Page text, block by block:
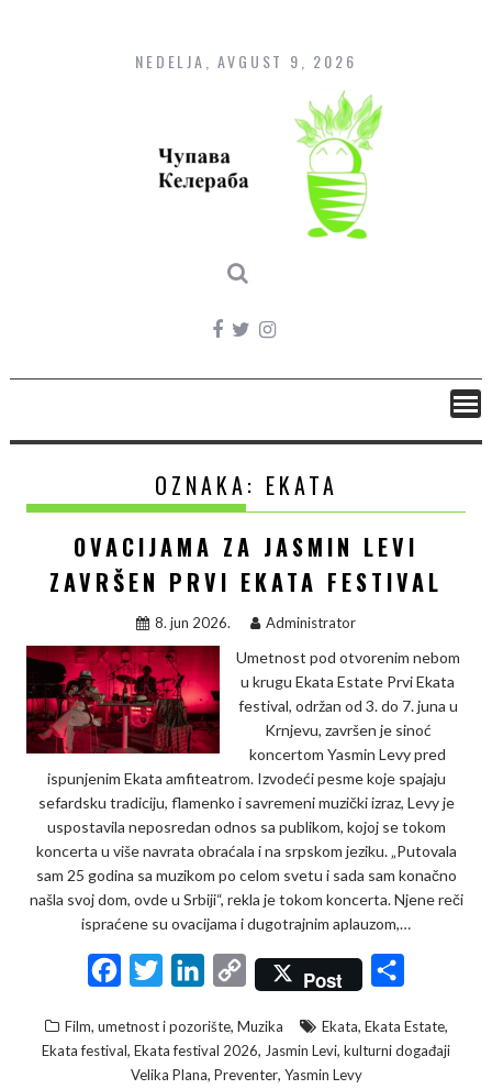
content
NEDELJA, AVGUST 9, 2026
OZNAKA: EKATA
OVACIJAMA ZA JASMIN LEVI
ZAVRŠEN PRVI EKATA FESTIVAL
8. jun 2026. Administrator
Umetnost pod otvorenim nebom
u krugu Ekata Estate Prvi Ekata
festival, održan od 3. do 7. juna u
Krnjevu, završen je sinoć
koncertom Yasmin Levy pred
ispunjenim Ekata amfiteatrom. Izvodeći pesme koje spajaju
sefardsku tradiciju, flamenko i savremeni muzički izraz, Levy je
uspostavila neposredan odnos sa publikom, kojoj se tokom
koncerta u više navrata obraćala i na srpskom jeziku. „Putovala
sam 25 godina sa muzikom po celom svetu i sada sam konačno
našla svoj dom, ovde u Srbiji“, rekla je tokom koncerta. Njene reči
ispraćene su ovacijama i dugotrajnim aplauzom,…
c
i
t
n
k
C
p
y
Post
a
Film, umetnost i pozorište, Muzika Ekata, Ekata Estate,
Ekata festival, Ekata festival 2026, Jasmin Levi, kulturni događaji
Velika Plana, Preventer, Yasmin Levy